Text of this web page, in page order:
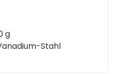
g
Stahl